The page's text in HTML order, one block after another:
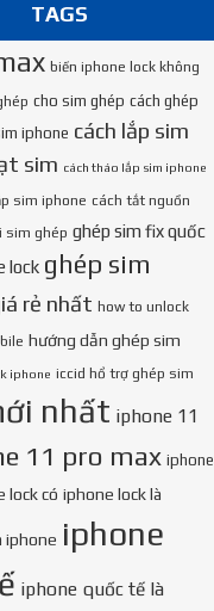
TAGS
biến iphone lock không
cho sim ghép cách ghép
iphone cách lắp sim
sim cách tháo lắp sim iphone
sim iphone cách tắt nguồn
sim ghép ghép sim fix quốc
lock ghép sim
rẻ nhất how to unlock
hướng dẫn ghép sim
iphone iccid hổ trợ ghép sim
nhất iphone 11
11 pro max iphone
lock có iphone lock là
iphone iphone
iphone quốc tế là